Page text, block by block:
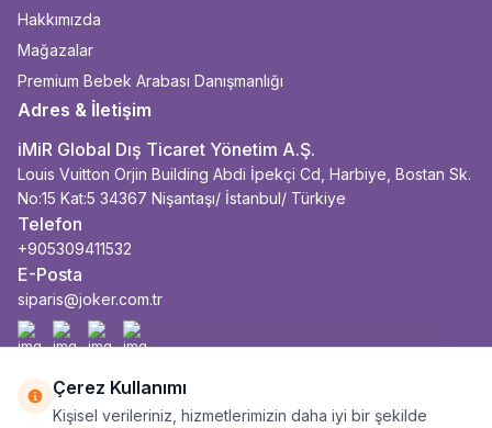
Hakkımızda
Mağazalar
Premium Bebek Arabası Danışmanlığı
Adres & İletişim
iMiR Global Dış Ticaret Yönetim A.Ş.
Louis Vuitton Orjin Building Abdi İpekçi Cd, Harbiye, Bostan Sk.
No:15 Kat:5 34367 Nişantaşı/ İstanbul/ Türkiye
Telefon
+905309411532
E-Posta
siparis@joker.com.tr
Facebook
İnstagram
YoutubeLinkedin
Çerez Kullanımı
Kişisel verileriniz, hizmetlerimizin daha iyi bir şekilde